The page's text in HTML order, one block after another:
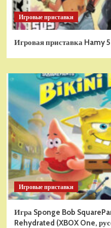
Игровые приставки
Игровая приставка Hamy
Игровые приставки
Игра Sponge Bob
Rehydrated (XBOX One,